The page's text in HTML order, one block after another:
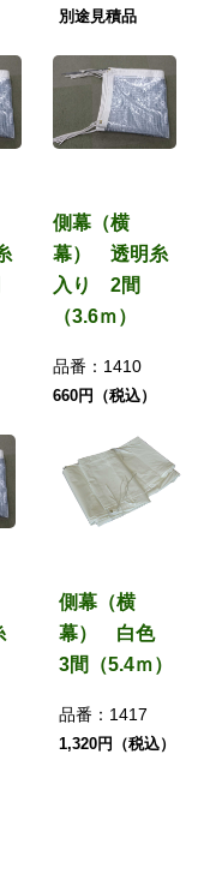
別途見積品
側幕（横
幕） 透明糸
入り 2間
（3.6ｍ）
品番： 1410
660円（税込）
側幕（横
幕） 白色
3間（5.4ｍ）
品番： 1417
1,320円（税込）